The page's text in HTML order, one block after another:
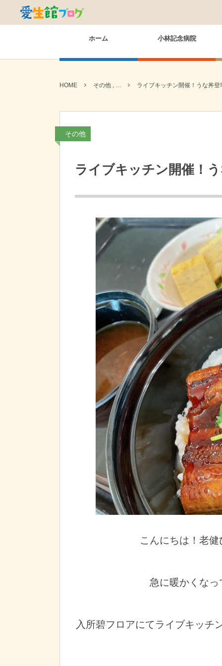
ホーム 小林記念病院
HOME その他 , … ライブキッチン開催！うな丼登
その他
ライブキッチン開催！
こんにちは！老
急に暖かくな
入所碧フロアにてライブキッチ